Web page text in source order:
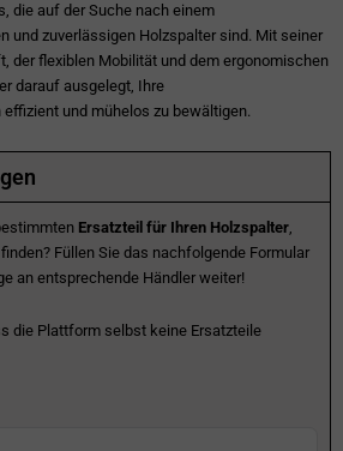
die auf der Suche nach einem
und zuverlässigen Holzspalter sind. Mit seiner
der flexiblen Mobilität und dem ergonomischen
darauf ausgelegt, Ihre
und mühelos zu bewältigen.
Ersatzteil für Ihren Holzspalter,
Füllen Sie das nachfolgende Formular
an entsprechende Händler weiter!
die Plattform selbst keine Ersatzteile